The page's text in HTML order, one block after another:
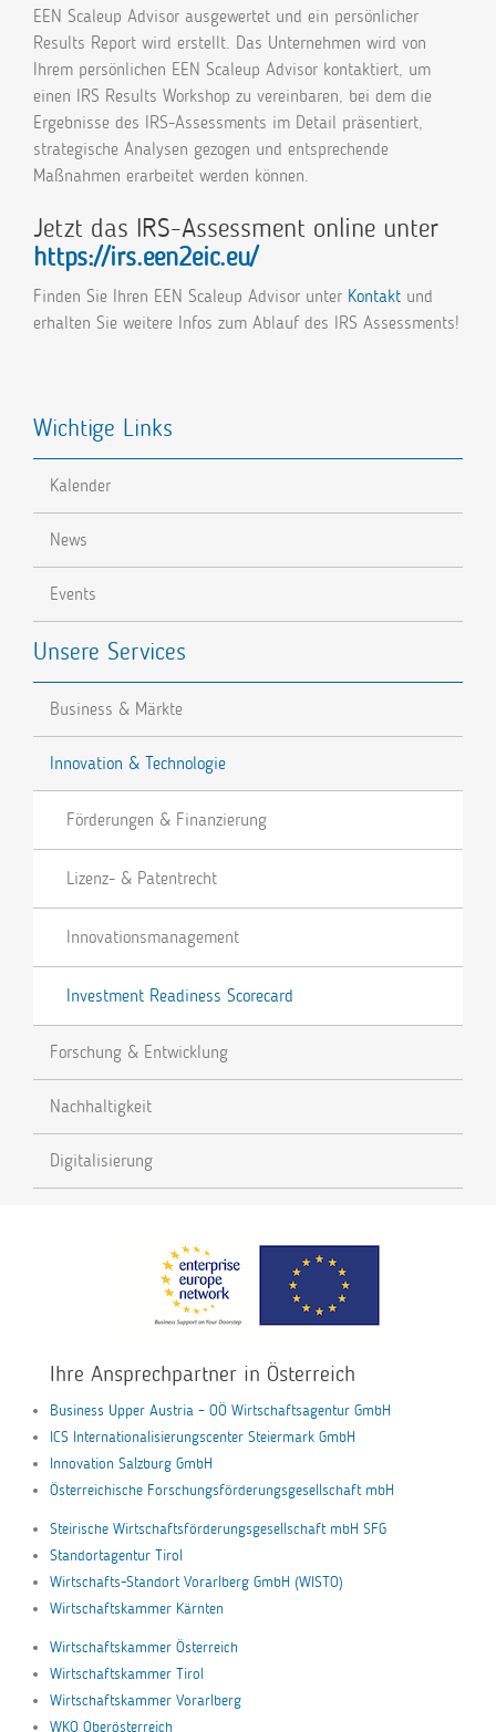
EEN Scaleup Advisor ausgewertet und ein persönlicher
Results Report wird erstellt. Das Unternehmen wird von
Ihrem persönlichen EEN Scaleup Advisor kontaktiert, um
einen IRS Results Workshop zu vereinbaren, bei dem die
Ergebnisse des IRS-Assessments im Detail präsentiert,
strategische Analysen gezogen und entsprechende
Maßnahmen erarbeitet werden können.
Jetzt das IRS-Assessment online unter
https://irs.een2eic.eu/
Finden Sie Ihren EEN Scaleup Advisor unter Kontakt und
erhalten Sie weitere Infos zum Ablauf des IRS Assessments!
Wichtige Links
Kalender
News
Events
Unsere Services
Business & Märkte
Innovation & Technologie
Förderungen & Finanzierung
Lizenz- & Patentrecht
Innovationsmanagement
Investment Readiness Scorecard
Forschung & Entwicklung
Nachhaltigkeit
Digitalisierung
Ihre Ansprechpartner in Österreich
Business Upper Austria – OÖ Wirtschaftsagentur GmbH
ICS Internationalisierungscenter Steiermark GmbH
Innovation Salzburg GmbH
Österreichische Forschungsförderungsgesellschaft mbH
Steirische Wirtschaftsförderungsgesellschaft mbH SFG
Standortagentur Tirol
Wirtschafts-Standort Vorarlberg GmbH (WISTO)
Wirtschaftskammer Kärnten
Wirtschaftskammer Österreich
Wirtschaftskammer Tirol
Wirtschaftskammer Vorarlberg
WKO Oberösterreich